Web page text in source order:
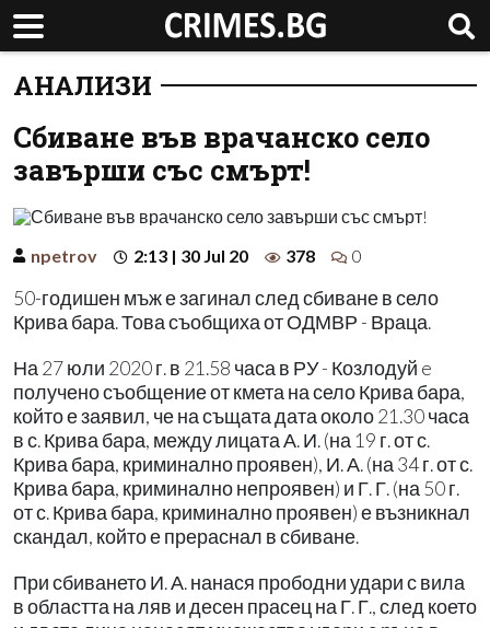
АНАЛИЗИ
Сбиване във врачанско село
завърши със смърт!
npetrov 2:13 | 30 Jul 20 378 0
50-годишен мъж е загинал след сбиване в село
Крива бара. Това съобщиха от ОДМВР - Враца.
На 27 юли 2020 г. в 21.58 часа в РУ - Козлодуй e
получено съобщение от кмета на село Крива бара,
който е заявил, че на същата дата около 21.30 часа
в с. Крива бара, между лицата А. И. (на 19 г. от с.
Крива бара, криминално проявен), И. А. (на 34 г. от с.
Крива бара, криминално непроявен) и Г. Г. (на 50 г.
от с. Крива бара, криминално проявен) е възникнал
скандал, който е прераснал в сбиване.
При сбиването И. А. нанася прободни удари с вила
в областта на ляв и десен прасец на Г. Г., след което